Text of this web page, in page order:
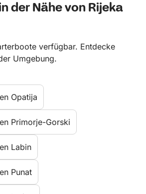
der Nähe von Rijeka
verfügbar. Entdecke
Umgebung.
Opatija
Primorje-Gorski
Labin
Punat